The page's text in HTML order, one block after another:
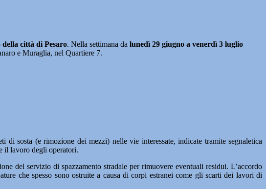
città di Pesaro. Nella settimana da lunedì 29 giugno a venerdì 3 luglio
e Muraglia, nel Quartiere 7.
sosta (e rimozione dei mezzi) nelle vie interessate, indicate tramite segnaletica
il lavoro degli operatori.
del servizio di spazzamento stradale per rimuovere eventuali residui. L’accordo
che spesso sono ostruite a causa di corpi estranei come gli scarti dei lavori di